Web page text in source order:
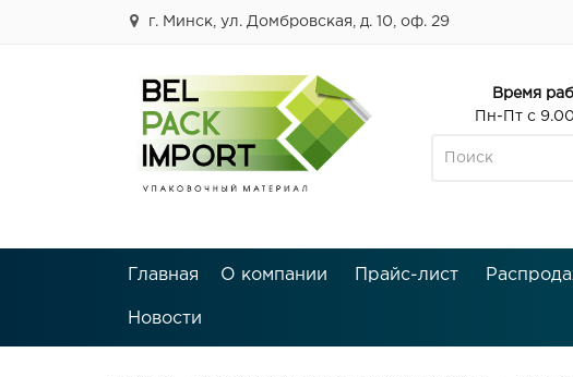
г. Минск, ул. Домбровская, д. 10, оф. 29
Время
Пн-Пт с
Главная О компании Прайс-лист
Новости